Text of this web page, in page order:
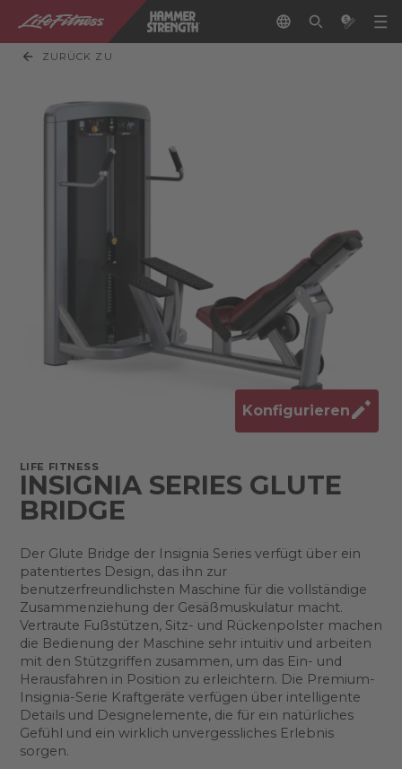
ZURÜCK ZU
Konfigurieren
LIFE FITNESS
INSIGNIA SERIES GLUTE
BRIDGE
Der Glute Bridge der Insignia Series verfügt über ein
patentiertes Design, das ihn zur
benutzerfreundlichsten Maschine für die vollständige
Zusammenziehung der Gesäßmuskulatur macht.
Vertraute Fußstützen, Sitz- und Rückenpolster machen
die Bedienung der Maschine sehr intuitiv und arbeiten
mit den Stützgriffen zusammen, um das Ein- und
Herausfahren in Position zu erleichtern. Die Premium-
Insignia-Serie Kraftgeräte verfügen über intelligente
Details und Designelemente, die für ein natürliches
Gefühl und ein wirklich unvergessliches Erlebnis
sorgen.